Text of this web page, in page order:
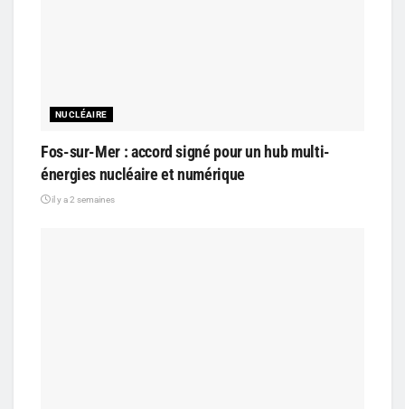
NUCLÉAIRE
Fos-sur-Mer : accord signé pour un hub multi-
énergies nucléaire et numérique
il y a 2 semaines